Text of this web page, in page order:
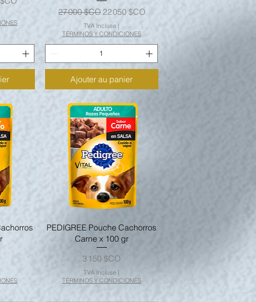
Prix original
27 000 $CO Prix promotionnel
22 050 $CO
TVA Incluse |
TÉRMINOS Y CONDICIONES
Ajouter au panier
Aperçu rapide
PEDIGREE Pouche Cachorros
Carne x 100 gr
Prix
3 150 $CO
TVA Incluse |
TÉRMINOS Y CONDICIONES